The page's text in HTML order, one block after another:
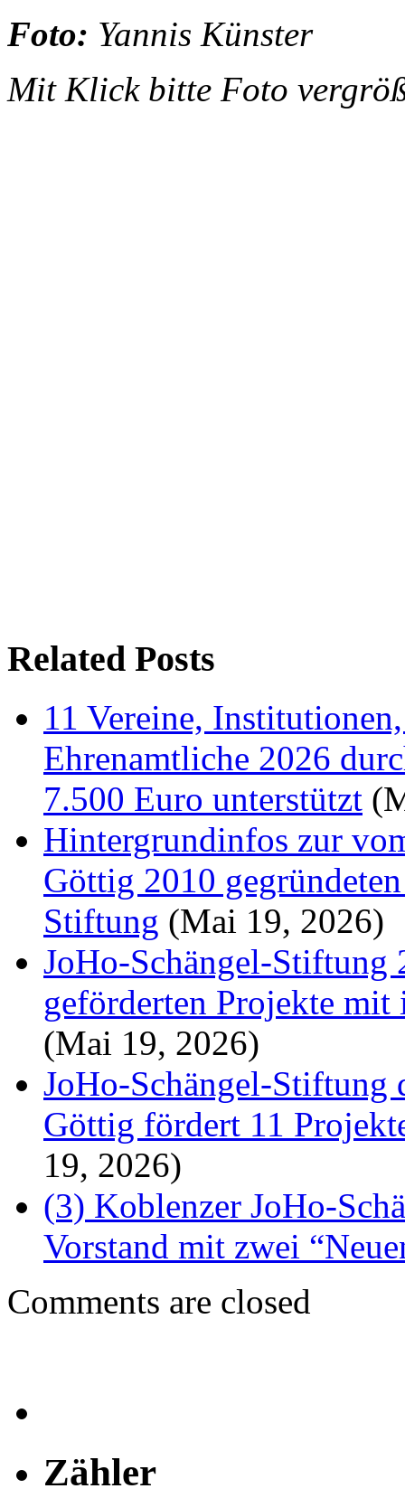
Foto: Yannis Künster
Mit Klick bitte Foto
Related Posts
11 Vereine,
Ehrenamtliche 2026
7.500 Euro unterstützt
Hintergrundinfos zur
Göttig 2010
Stiftung (Mai 19, 2026)
JoHo-Schängel-Stiftung
geförderten Projekte
(Mai 19, 2026)
JoHo-Schängel-Stiftung
Göttig fördert 11
19, 2026)
(3) Koblenzer JoHo-
Vorstand mit zwei
Comments are closed
Zähler